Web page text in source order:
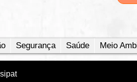
Segurança Saúde Meio